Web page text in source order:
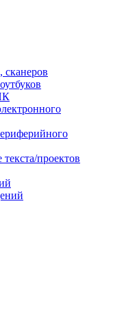
сканеров
проектов